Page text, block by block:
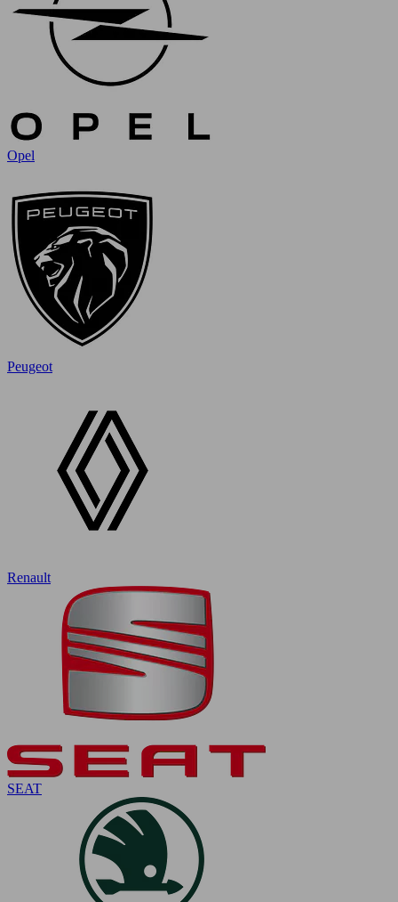
Opel
Peugeot
Renault
SEAT